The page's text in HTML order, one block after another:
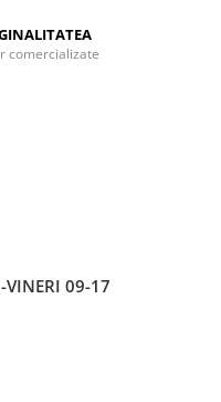
comercializate
VINERI 09-17